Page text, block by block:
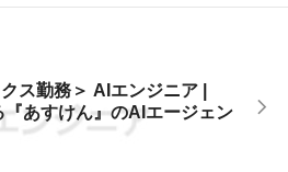
ス勤務＞ AIエンジニア |
あすけん』のAIエージェン